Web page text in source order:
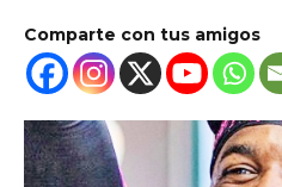
Comparte con tus amigos